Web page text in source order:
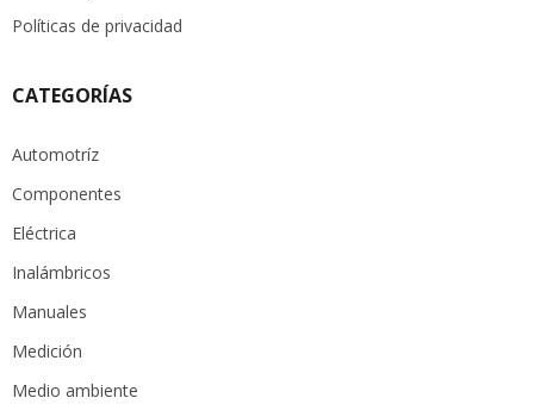
Políticas de privacidad
CATEGORÍAS
Automotríz
Componentes
Eléctrica
Inalámbricos
Manuales
Medición
Medio ambiente